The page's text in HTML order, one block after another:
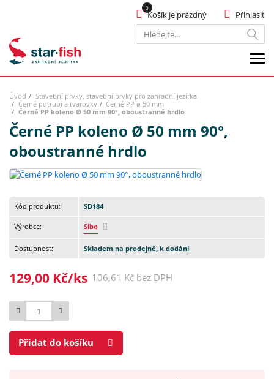
Hledat
Přihlásit
Košík je prázdný
Úvod
Stavební prvky, stavební prvky pro zahradní jezírka
Černé potrubí a tvarovky
Černé PP ø 50 mm
Černé PP koleno Ø 50 mm 90°, oboustranné hrdlo
Černé PP koleno Ø 50 mm 90°,
oboustranné hrdlo
Kód produktu: SD184
Výrobce: Sibo
Dostupnost: Skladem na prodejně, k dodání
129,00 Kč/ks 106,61 Kč bez DPH
Počet
Přidat do košíku